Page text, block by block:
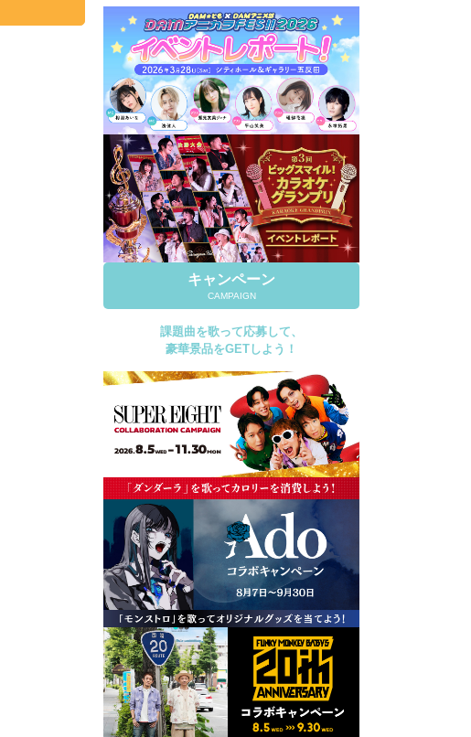
自宅でカラオケ歌い放題！
家族や友達と一緒に！練習にも！
キャンペーン
CAMPAIGN
課題曲を歌って応募して、
豪華景品をGETしよう！